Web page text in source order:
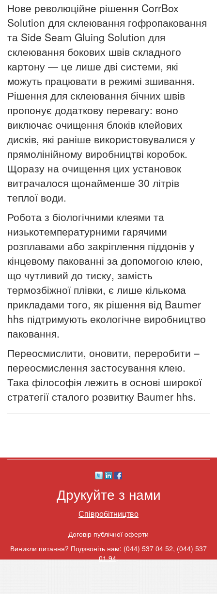
Нове революційне рішення CorrBox
Solution для склеювання гофропаковання
та Side Seam Gluing Solution для
склеювання бокових швів складного
картону — це лише дві системи, які
можуть працювати в режимі зшивання.
Рішення для склеювання бічних швів
пропонує додаткову перевагу: воно
виключає очищення блоків клейових
дисків, які раніше використовувалися у
прямолінійному виробництві коробок.
Щоразу на очищення цих установок
витрачалося щонайменше 30 літрів
теплої води.
Робота з біологічними клеями та
низькотемпературними гарячими
розплавами або закріплення піддонів у
кінцевому пакованні за допомогою клею,
що чутливий до тиску, замість
термозбіжної плівки, є лише кількома
прикладами того, як рішення від Baumer
hhs підтримують екологічне виробництво
паковання.
Переосмислити, оновити, переробити –
переосмислення застосування клею.
Така філософія лежить в основі широкої
стратегії сталого розвитку Baumer hhs.
Друкуйте з нами
Співробітництво
Договір публічної оферти
Виникли питання? Подзвоніть нам: (044) 537 04 52, (044) 537
01 94.